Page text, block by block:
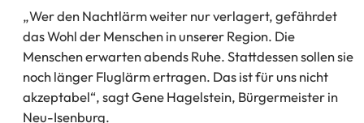
„Wer den Nachtlärm weiter nur verlagert, gefährdet
das Wohl der Menschen in unserer Region. Die
Menschen erwarten abends Ruhe. Stattdessen sollen sie
noch länger Fluglärm ertragen. Das ist für uns nicht
akzeptabel“, sagt Gene Hagelstein, Bürgermeister in
Neu-Isenburg.